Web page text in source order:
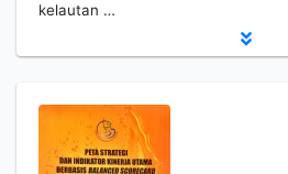
kelautan …